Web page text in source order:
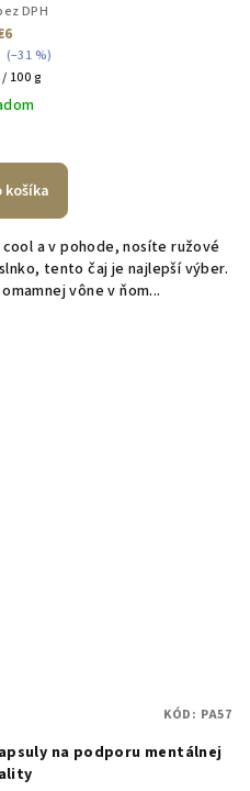
DPH
(–31 %)
100 g
košíka
a v pohode, nosíte ružové
tento čaj je najlepší výber.
vône v ňom...
na podporu mentálnej
KÓD: PA57